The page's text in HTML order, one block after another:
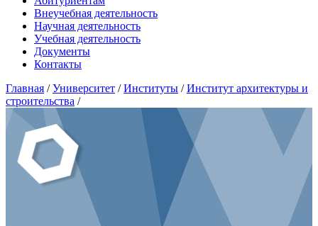
Внеучебная деятельность
Научная деятельность
Учебная деятельность
Документы
Контакты
Главная /Университет /Институты /Институт архитектуры и
строительства /